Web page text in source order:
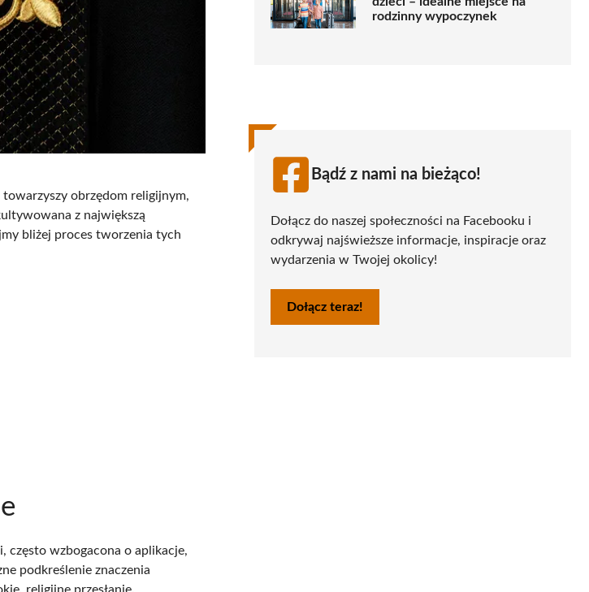
obrzędom religijnym,
z największą
bliżej proces tworzenia tych
często wzbogacona o aplikacje,
podkreślenie znaczenia
rodzinny wypoczynek
Bądź z nami na bieżąco!
Dołącz do naszej społeczności na Facebooku i
odkrywaj najświeższe informacje, inspiracje oraz
wydarzenia w Twojej okolicy!
Dołącz teraz!